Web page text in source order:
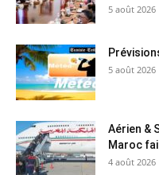
5 août 2026
5 août 2026
Aérien &
Maroc
4 août 2026